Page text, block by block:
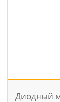
Диодный